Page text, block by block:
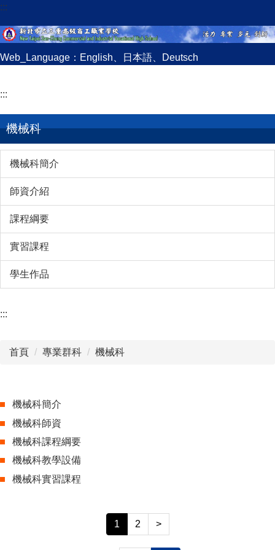
跳
到
主
要
內
區
:::
Web_Language： English 日本語 Deutsch
:::
機械科
機械科簡介
師資介紹
課程綱要
實習課程
學生作品
:::
首頁 專業群科 機械科
機械科簡介
機械科師資
機械科課程綱要
機械科教學設備
機械科實習課程
1 2 >